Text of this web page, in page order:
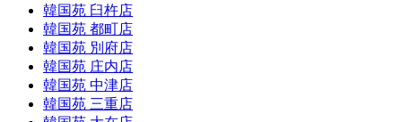
韓国苑 臼杵店
韓国苑 都町店
韓国苑 別府店
韓国苑 庄内店
韓国苑 中津店
韓国苑 三重店